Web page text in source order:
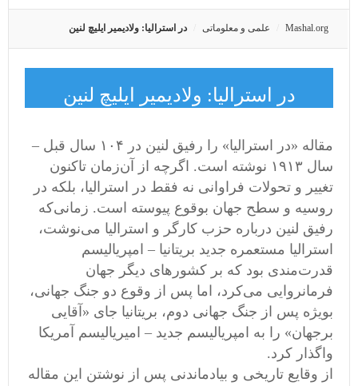
Mashal.org علمی و معلوماتی در استرالیا: ولادیمیر ایلیچ لنین
در استرالیا: ولادیمیر ایلیچ لنین
مقاله «در استرالیا» را رفیق لنین در ۱۰۴ سال قبل –
سال ۱۹۱۳ نوشته است. اگرچه از آن‌زمان تاکنون
تغییر و تحولات فراوانی نه فقط در استرالیا، بلکه در
روسیه و سطح جهان بوقوع پیوسته است. زمانی‌که
رفیق لنین درباره حزب کارگر و استرالیا می‌نوشت،
استرالیا مستعمره جدید بریتانیا – امپریالیسم
قدرت‌مندی بود که بر کشورهای دیگر جهان
فرمانروایی می‌کرد، اما پس از وقوع دو جنگ جهانی،
بویژه پس از جنگ جهانی دوم، بریتانیا جای «آقایی
برجهان» را به امپریالیسم جدید – امیریالیسم آمریکا
واگذار کرد.
از وقایع تاریخی و بیادماندنی پس از نوشتن این مقاله